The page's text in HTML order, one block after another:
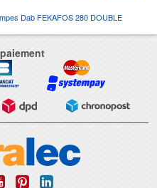
Dab FEKAFOS 280 DOUBLE